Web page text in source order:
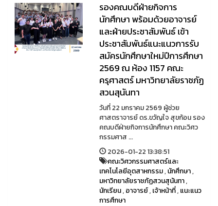
รองคณบดีฝ่ายกิจการ
นักศึกษา พร้อมด้วยอาจารย์
และฝ่ายประชาสัมพันธ์ เข้า
ประชาสัมพันธ์แนะแนวการรับ
สมัครนักศึกษาใหม่ปีการศึกษา
2569 ณ ห้อง 1157 คณะ
ครุศาสตร์ มหาวิทยาลัยราชภัฏ
สวนสุนันทา
วันที่ 22 มกราคม 2569 ผู้ช่วย
ศาสตราจารย์ ดร.ขวัญใจ สุขก้อน รอง
คณบดีฝ่ายกิจการนักศึกษา คณะวิศว
กรรมศาส ...
2026-01-22 13:38:51
คณะวิศวกรรมศาสตร์และ
เทคโนโลยีอุตสาหกรรม,นักศึกษา,
มหาวิทยาลัยราชภัฏสวนสุนันทา,
นักเรียน,อาจารย์,เจ้าหน้าที่,แนะแนว
การศึกษา